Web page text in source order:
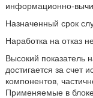
информационно-
Назначенный срок
Наработка на отказ
Высокий показатель
достигается за счет
компонентов,
Применяемые в